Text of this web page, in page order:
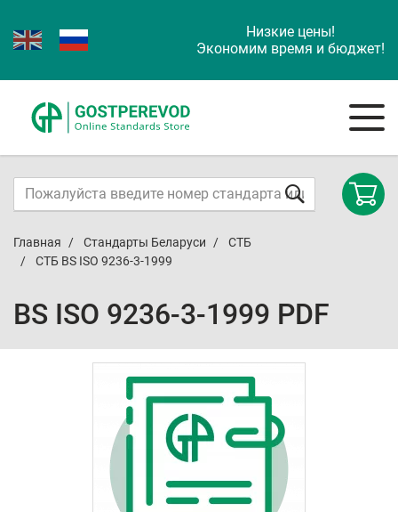
Низкие цены!
Экономим время и бюджет!
Главная Стандарты Беларуси
СТБ
СТБ BS ISO 9236-3-1999
BS ISO 9236-3-1999 PDF